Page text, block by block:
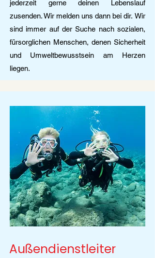
jederzeit gerne deinen Lebenslauf
zusenden. Wir melden uns dann bei dir. Wir
sind immer auf der Suche nach sozialen,
fürsorglichen Menschen, denen Sicherheit
und Umweltbewusstsein am Herzen
liegen.
Außendienstleiter